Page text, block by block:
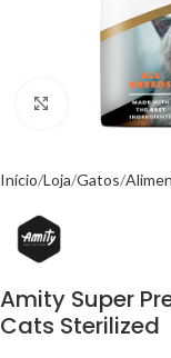
Click to enlarge
Início Loja Gatos
Amity Super
Cats Sterilized